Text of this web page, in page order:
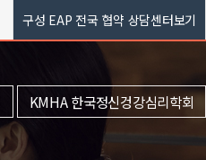
구성 EAP 전국 협약 상담센터보기
KMHA 한국정신겅강심리학회